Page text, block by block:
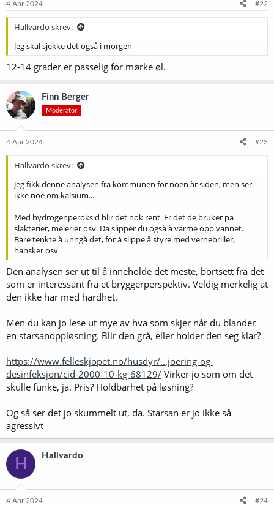
4 Apr 2024 #22
Hallvardo skrev:
Jeg skal sjekke det også i morgen
12-14 grader er passelig for mørke øl.
Finn Berger
Moderator
4 Apr 2024 #23
Hallvardo skrev:
Jeg fikk denne analysen fra kommunen for noen år siden, men ser
ikke noe om kalsium...
Med hydrogenperoksid blir det nok rent. Er det de bruker på
slakterier, meierier osv. Da slipper du også å varme opp vannet.
Bare tenkte å unngå det, for å slippe å styre med vernebriller,
hansker osv
Den analysen ser ut til å inneholde det meste, bortsett fra det
som er interessant fra et bryggerperspektiv. Veldig merkelig at
den ikke har med hardhet.
Men du kan jo lese ut mye av hva som skjer når du blander
en starsanoppløsning. Blir den grå, eller holder den seg klar?
https://www.felleskjopet.no/husdyr/...joering-og-
desinfeksjon/cid-2000-10-kg-68129/ Virker jo som om det
skulle funke, ja. Pris? Holdbarhet på løsning?
Og så ser det jo skummelt ut, da. Starsan er jo ikke så
agressivt
H Hallvardo
4 Apr 2024 #24